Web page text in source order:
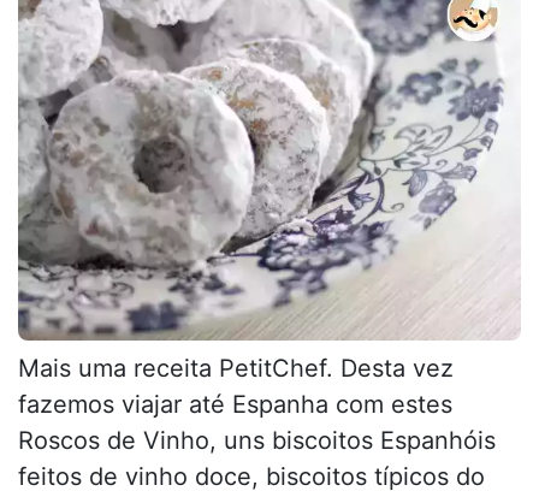
Mais uma receita PetitChef. Desta vez
fazemos viajar até Espanha com estes
Roscos de Vinho, uns biscoitos Espanhóis
feitos de vinho doce, biscoitos típicos do